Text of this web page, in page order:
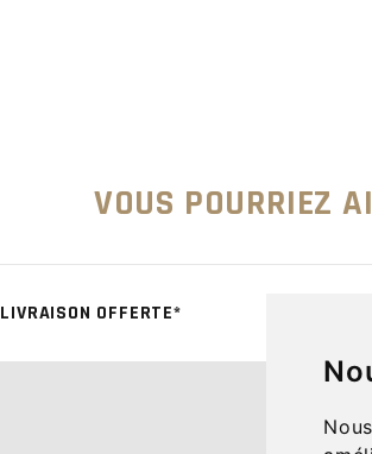
VOUS POURRIEZ
LIVRAISON OFFERTE*